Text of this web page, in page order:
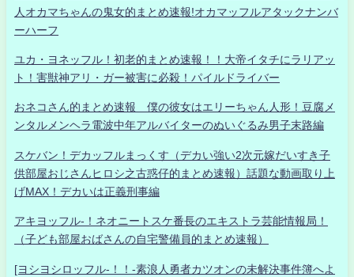
人オカマちゃんの鬼女的まとめ速報!オカマッフルアタックナンバ
ーハーフ
ユカ・ヨネッフル！初老的まとめ速報！！大帝イタチにラリアッ
ト！害獣神アリ・ガー被害に必殺！パイルドライバー
おネコさん的まとめ速報 僕の彼女はエリーちゃん人形！豆腐メ
ンタルメンヘラ電波中年アルバイターのぬいぐるみ男子末路編
スケバン！デカッフルまっくす（デカい強い2次元嫁だいすき子
供部屋おじさんヒロシ之古惑仔的まとめ速報）話題な動画取り上
げMAX！デカいは正義刑事編
アキヨッフル-！ネオニートスケ番長のエキストラ芸能情報局！
（子ども部屋おばさんの自宅警備員的まとめ速報）
[ヨシヨシロッフル-！！-素浪人勇者カツオンの未解決事件簿へよ